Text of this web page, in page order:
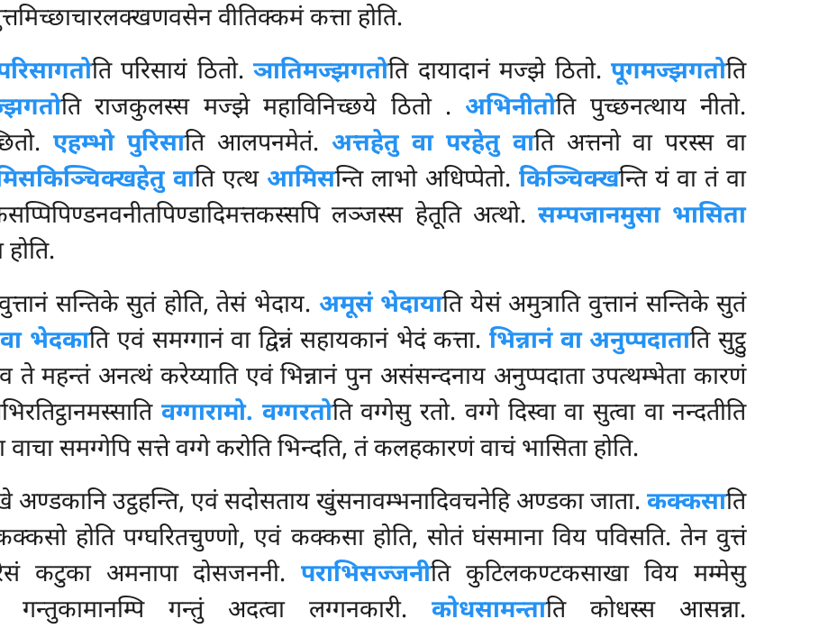
वीतिक्कमं कत्ता होति.
ति परिसायं ठितो.ञातिमज्झगतोति दायादानं मज्झे ठितो.पूगमज्झगतोति
ति राजकुलस्स मज्झे महाविनिच्छये ठितो . अभिनीतोति पुच्छनत्थाय नीतो.
एहम्भो पुरिसाति आलपनमेतं. अत्तहेतु वा परहेतु वाति अत्तनो वा परस्स वा
वाति एत्थ आमिसन्ति लाभो अधिप्पेतो. किञ्चिक्खन्ति यं वा तं वा
लञ्जस्स हेतूति अत्थो. सम्पजानमुसा भासिता
सन्तिके सुतं होति, तेसं भेदाय. अमूसं भेदायाति येसं अमुत्राति वुत्तानं सन्तिके सुतं
भेदकाति एवं समग्गानं वा द्विन्नं सहायकानं भेदंकत्ता.भिन्नानं वा अनुप्पदाताति सुट्ठु
महन्तं अनत्थं करेय्याति एवं भिन्नानं पुन असंसन्दनाय अनुप्पदाता उपत्थम्भेता कारणं
वग्गारामो. वग्गरतोति वग्गेसु रतो. वग्गे दिस्वा वा सुत्वा वा नन्दतीति
वाचा समग्गेपि सत्ते वग्गे करोति भिन्दति, तं कलहकारणं वाचं भासिता होति.
अण्डकानि उट्ठहन्ति, एवं सदोसताय खुंसनावम्भनादिवचनेहि अण्डका जाता.कक्कसाति
होति पग्घरितचुण्णो, एवं कक्कसा होति, सोतं घंसमाना विय पविसति. तेन वुत्तं
कटुका अमनापा दोसजननी.पराभिसज्जनीति कुटिलकण्टकसाखा विय मम्मेसु
गन्तुकामानम्पि गन्तुं अदत्वा लग्गनकारी.कोधसामन्ताति कोधस्स आसन्ना.